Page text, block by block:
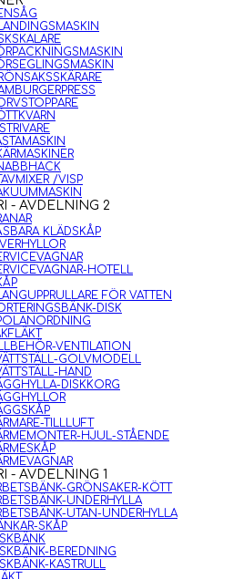
/VISP
- AVDELNING 2
KLÄDSKÅP
HOTELL
FÖR VATTEN
DISK
VENTILATION
GOLVMODELL
HAND
DISKKORG
TILLLUFT
HJUL-STÅENDE
- AVDELNING 1
GRÖNSAKER-KÖTT
UNDERHYLLA
UTAN-UNDERHYLLA
SKÅP
BEREDNING
KASTRULL